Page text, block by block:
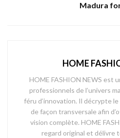
Madura
HOME
HOME FASHION NEWS est
professionnels de l’univers
féru d’innovation. Il décrypte
de façon transversale afin
vision complète. HOME
regard original et délivre